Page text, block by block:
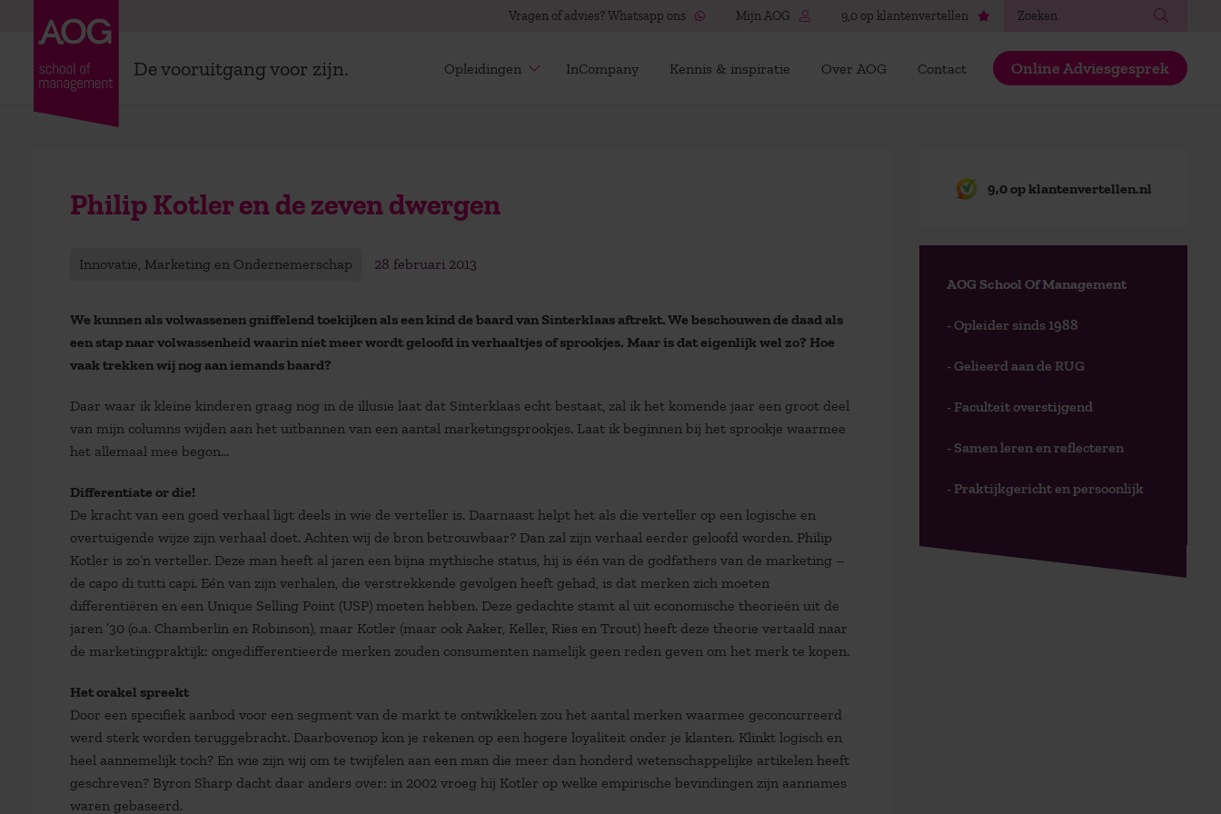
Vragen of advies? Whatsapp ons Mijn AOG 9,0 op klantenvertellen
De vooruitgang voor zijn. Opleidingen InCompany Kennis & inspiratie Over AOG Contact Online Adviesgesprek
Philip Kotler en de zeven dwergen
Innovatie, Marketing en Ondernemerschap 28 februari 2013
We kunnen als volwassenen gniffelend toekijken als een kind de baard van Sinterklaas aftrekt. We beschouwen de daad als
een stap naar volwassenheid waarin niet meer wordt geloofd in verhaaltjes of sprookjes. Maar is dat eigenlijk wel zo? Hoe
vaak trekken wij nog aan iemands baard?
Daar waar ik kleine kinderen graag nog in de illusie laat dat Sinterklaas echt bestaat, zal ik het komende jaar een groot deel
van mijn columns wijden aan het uitbannen van een aantal marketingsprookjes. Laat ik beginnen bij het sprookje waarmee
het allemaal mee begon…
Differentiate or die!
De kracht van een goed verhaal ligt deels in wie de verteller is. Daarnaast helpt het als die verteller op een logische en
overtuigende wijze zijn verhaal doet. Achten wij de bron betrouwbaar? Dan zal zijn verhaal eerder geloofd worden. Philip
Kotler is zo’n verteller. Deze man heeft al jaren een bijna mythische status, hij is één van de godfathers van de marketing –
de capo di tutti capi. Eén van zijn verhalen, die verstrekkende gevolgen heeft gehad, is dat merken zich moeten
differentiëren en een Unique Selling Point (USP) moeten hebben. Deze gedachte stamt al uit economische theorieën uit de
jaren ’30 (o.a. Chamberlin en Robinson), maar Kotler (maar ook Aaker, Keller, Ries en Trout) heeft deze theorie vertaald naar
de marketingpraktijk: ongedifferentieerde merken zouden consumenten namelijk geen reden geven om het merk te kopen.
Het orakel spreekt
Door een specifiek aanbod voor een segment van de markt te ontwikkelen zou het aantal merken waarmee geconcurreerd
werd sterk worden teruggebracht. Daarbovenop kon je rekenen op een hogere loyaliteit onder je klanten. Klinkt logisch en
heel aannemelijk toch? En wie zijn wij om te twijfelen aan een man die meer dan honderd wetenschappelijke artikelen heeft
geschreven? Byron Sharp dacht daar anders over: in 2002 vroeg hij Kotler op welke empirische bevindingen zijn aannames
waren gebaseerd.
9,0 op klantenvertellen.nl
AOG School Of Management
- Opleider sinds 1988
- Gelieerd aan de RUG
- Faculteit overstijgend
- Samen leren en reflecteren
- Praktijkgericht en persoonlijk